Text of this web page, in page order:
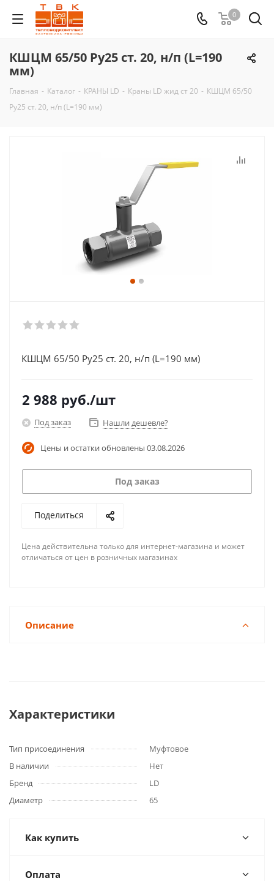
0
КШЦМ 65/50 Ру25 ст. 20, н/п (L=190
мм)
Главная - Каталог - КРАНЫ LD - Краны LD жид ст 20 - КШЦМ 65/50
Ру25 ст. 20, н/п (L=190 мм)
КШЦМ 65/50 Ру25 ст. 20, н/п (L=190 мм)
2 988 руб./шт
Под заказ Нашли дешевле?
Цены и остатки обновлены 03.08.2026
Под заказ
Поделиться
Цена действительна только для интернет-магазина и может
отличаться от цен в розничных магазинах
Описание
Характеристики
Тип присоединения
Муфтовое
В наличии
Нет
Бренд
LD
Диаметр
65
Как купить
Оплата